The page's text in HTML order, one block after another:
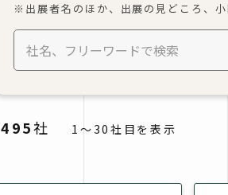
※出展者名のほか、出展の見どころ、
495社 1～30社目を表示